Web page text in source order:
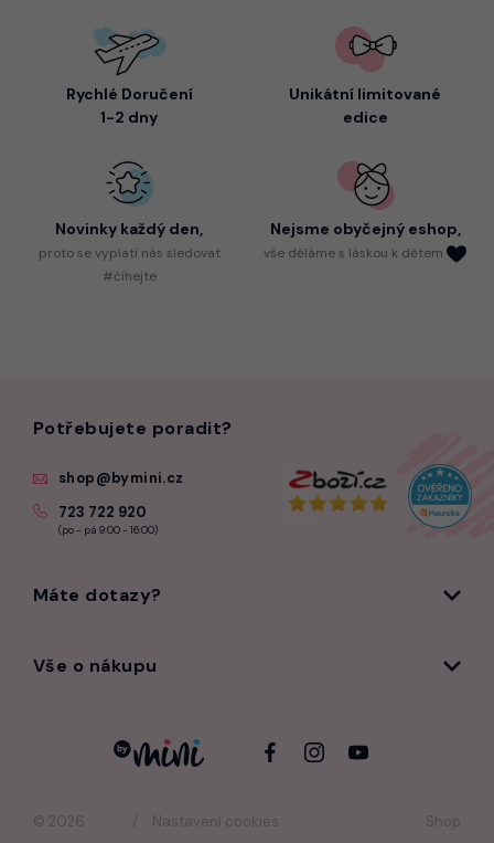
Rychlé Doručení
1-2 dny
Unikátní limitované
edice
Novinky každý den,
protose vyplatí nás sledovat
#číhejte
Nejsme obyčejný eshop,
vše děláme s láskou k dětem
© 2026
Nastavení cookies
Shop
Potřebujete poradit?
shop@bymini.cz
723 722 920
(po - pá 9:00 - 16:00)
Máte dotazy?
Vše o nákupu